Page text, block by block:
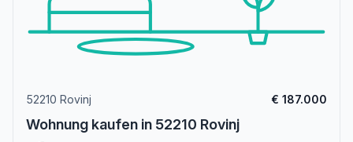
52210 Rovinj € 187.000
Wohnung kaufen in 52210 Rovinj